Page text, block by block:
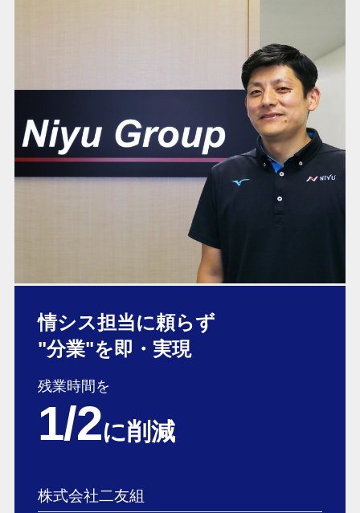
情シス担当に頼らず
"分業"を即・実現
残業時間を
1/2に削減
株式会社二友組